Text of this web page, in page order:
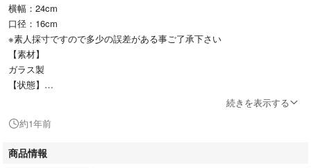
横幅：24cm
口径：16cm
※素人採寸ですので多少の誤差がある事ご了承下さい
【素材】
ガラス製
【状態】
メキシコのブランドCrisa社製のラージブランデーグラスとなります。
未使用ではありますが、一度開封しておりますので細かな汚れ等はご了承
下さい。
続きを表示する
約1年前
商品情報